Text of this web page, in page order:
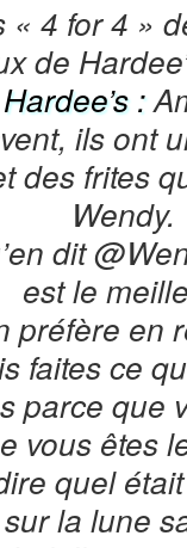
4 for 4 »
de
Hardee’s :
ils ont
des frites
Wendy.
dit
est le
en
faites ce
parce que
vous êtes
quel
la lune